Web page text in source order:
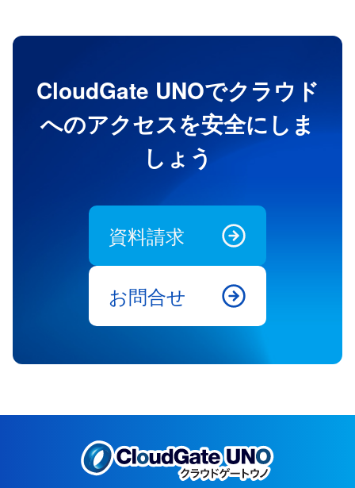
CloudGate UNOでクラウド
へのアクセスを安全にしま
しょう
資料請求
お問合せ